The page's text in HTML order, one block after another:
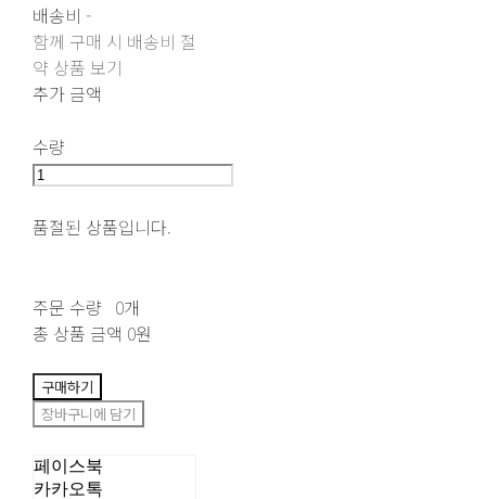
배송비 -
함께 구매 시 배송비 절
약 상품 보기
추가 금액
수량
품절된 상품입니다.
주문 수량 0개
총 상품 금액 0원
구매하기
장바구니에 담기
페이스북
카카오톡